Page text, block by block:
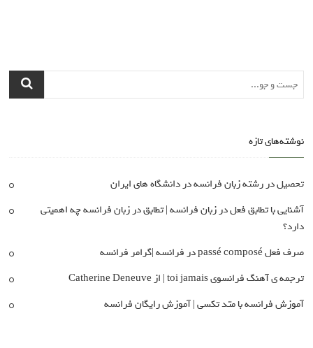
نوشته‌های تازه
تحصیل در رشته زبان فرانسه در دانشگاه های ایران
آشنایی با تطابق فعل در زبان فرانسه | تطابق در زبان فرانسه چه اهمیتی
دارد؟
صرف فعل passé composé در فرانسه |گرامر فرانسه
ترجمه ی آهنگ فرانسوی toi jamais | از Catherine Deneuve
آموزش فرانسه با متد تکسی | آموزش رایگان فرانسه